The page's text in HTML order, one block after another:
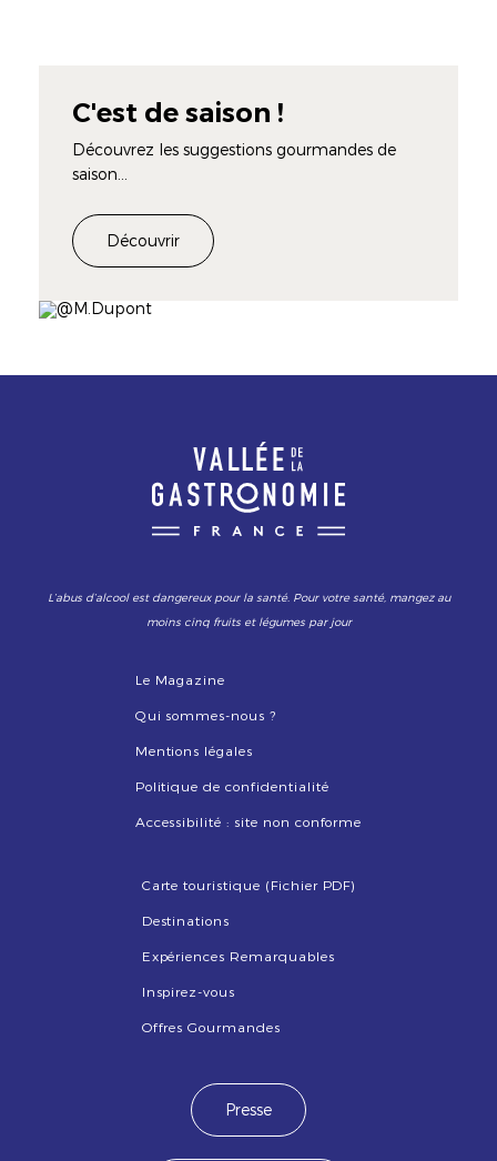
C'est de saison !
Découvrez les suggestions gourmandes de
saison...
Découvrir
Image
L’abus d’alcool est dangereux pour la santé. Pour votre santé, mangez au
moins cinq fruits et légumes par jour
Le Magazine
Qui sommes-nous ?
Mentions légales
Politique de confidentialité
Accessibilité : site non conforme
Carte touristique (Fichier PDF)
Destinations
Expériences Remarquables
Inspirez-vous
Offres Gourmandes
Presse